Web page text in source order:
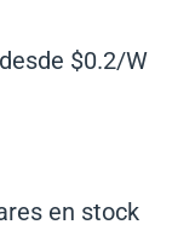
$0.2/W
en stock